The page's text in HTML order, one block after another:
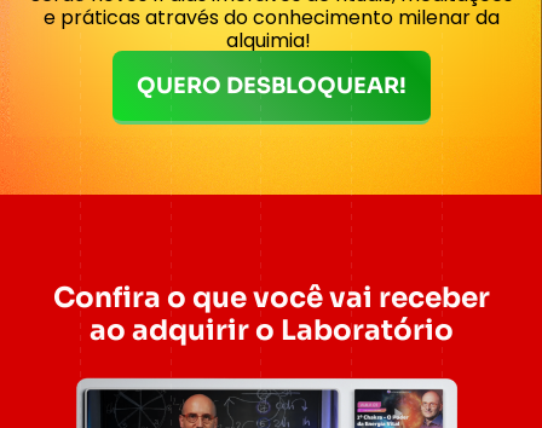
e práticas através do conhecimento milenar da
alquimia!
QUERO DESBLOQUEAR!
Confira o que você vai receber
ao adquirir o Laboratório